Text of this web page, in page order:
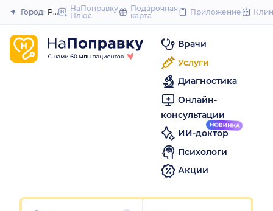
to
Закрыть
Город: Ростов-на-Дону
НаПоправку
Плюс
Подарочная
карта
Приложение
Врачи
Услуги
Диагностика
Онлайн-
консультации
ИИ-доктор
Психологи
Акции
Очистить